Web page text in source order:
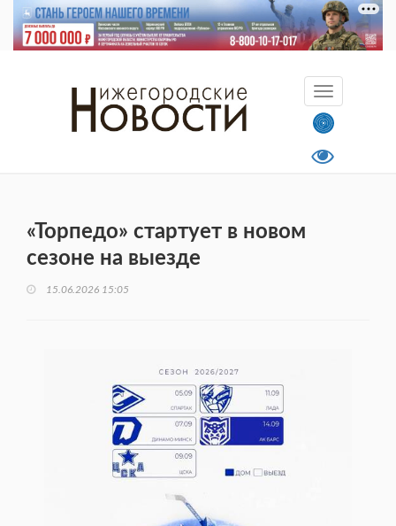
«Торпедо» стартует в новом
сезоне на выезде
15.06.2026 15:05